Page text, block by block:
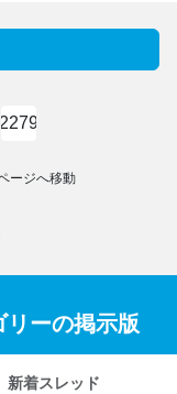
2279
ージへ移動
リーの掲示版
新着スレッド